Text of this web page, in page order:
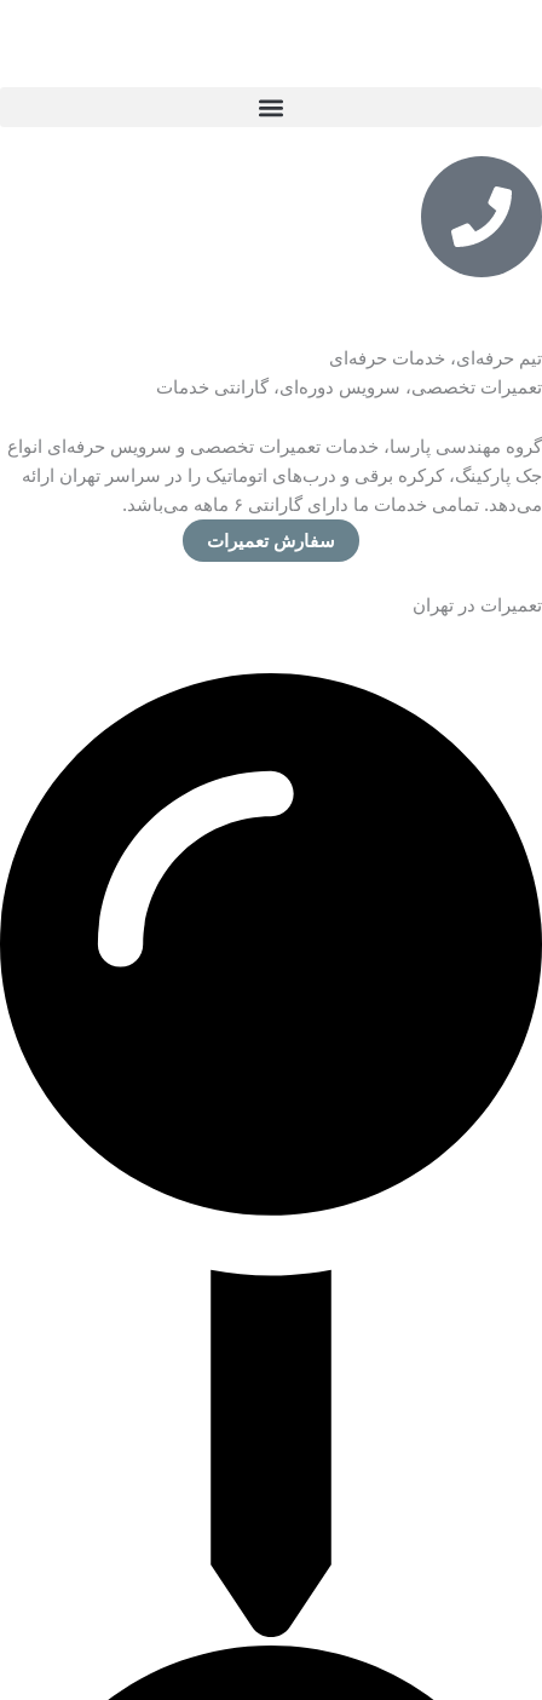
تیم حرفه‌ای، خدمات حرفه‌ای
تعمیرات تخصصی، سرویس دوره‌ای، گارانتی خدمات
گروه مهندسی پارسا، خدمات تعمیرات تخصصی و سرویس حرفه‌ای انواع
جک پارکینگ، کرکره برقی و درب‌های اتوماتیک را در سراسر تهران ارائه
می‌دهد. تمامی خدمات ما دارای گارانتی ۶ ماهه می‌باشد.
سفارش تعمیرات
تعمیرات در تهران